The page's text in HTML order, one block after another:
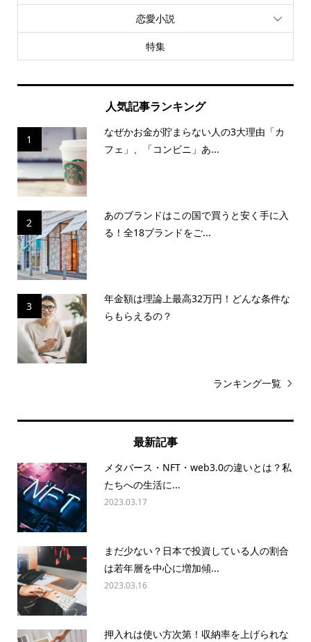
恋愛小説
特集
人気記事ランキング
1
なぜかお金が貯まらない人の3大理由「カ
フェ」、「コンビニ」あ...
2
あのブランドはこの国で買うと安く手に入
る！全18ブランドをご...
3
年金額は理論上最高32万円！どんな条件な
らもらえるの？
ランキング一覧
最新記事
メタバース・NFT・web3.0の違いとは？私
たちへの生活に...
2023.03.17
まだ少ない？日本で投資している人の割合
は若年層を中心に増加傾...
2023.03.16
押入れは使い方次第！収納率を上げられな